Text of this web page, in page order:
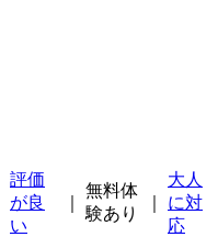
評価
が良
い
無料体
験あり
大人
に対
応